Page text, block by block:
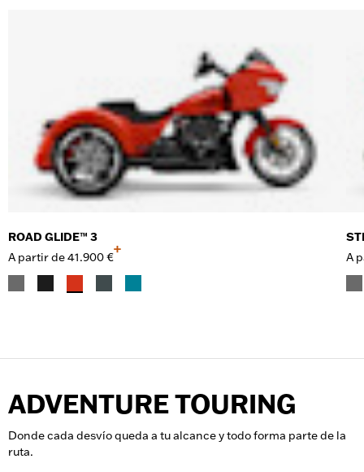
ROAD GLIDE™ 3
A partir de41.900 €
+
A
ADVENTURE TOURING
Donde cada desvío queda a tu alcance y todo forma parte de la
ruta.